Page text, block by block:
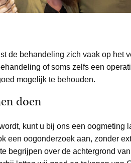
de behandeling zich vaak op het
of soms zelfs een
mogelijk te behouden.
doen
kunt u bij ons een
een oogonderzoek aan, zonder
begrijpen over de achtergrond